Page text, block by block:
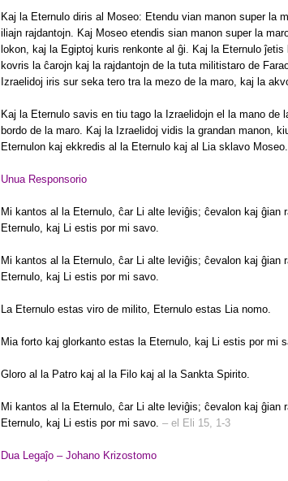
Kaj la Eternulo diris al Moseo: Etendu vian manon super la
iliajn rajdantojn. Kaj Moseo etendis sian manon super la
lokon, kaj la Egiptoj kuris renkonte al ĝi. Kaj la Eternulo
kovris la ĉarojn kaj la rajdantojn de la tuta militistaro de
Izraelidoj iris sur seka tero tra la mezo de la maro, kaj la
Kaj la Eternulo savis en tiu tago la Izraelidojn el la mano
bordo de la maro. Kaj la Izraelidoj vidis la grandan manon,
Eternulon kaj ekkredis al la Eternulo kaj al Lia sklavo Moseo.
Unua Responsorio
Mi kantos al la Eternulo, ĉar Li alte leviĝis; ĉevalon kaj
Eternulo, kaj Li estis por mi savo.
Mi kantos al la Eternulo, ĉar Li alte leviĝis; ĉevalon kaj
Eternulo, kaj Li estis por mi savo.
La Eternulo estas viro de milito, Eternulo estas Lia nomo.
Mia forto kaj glorkanto estas la Eternulo, kaj Li estis por mi
Gloro al la Patro kaj al la Filo kaj al la Sankta Spirito.
Mi kantos al la Eternulo, ĉar Li alte leviĝis; ĉevalon kaj
Eternulo, kaj Li estis por mi savo. – el Eli 15, 1-3
Dua Legaĵo – Johano Krizostomo